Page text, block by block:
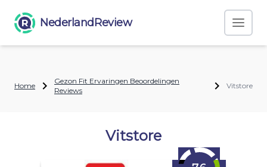
NederlandReview
Home
Gezon Fit Ervaringen Beoordelingen
Reviews
Vitstore
Vitstore